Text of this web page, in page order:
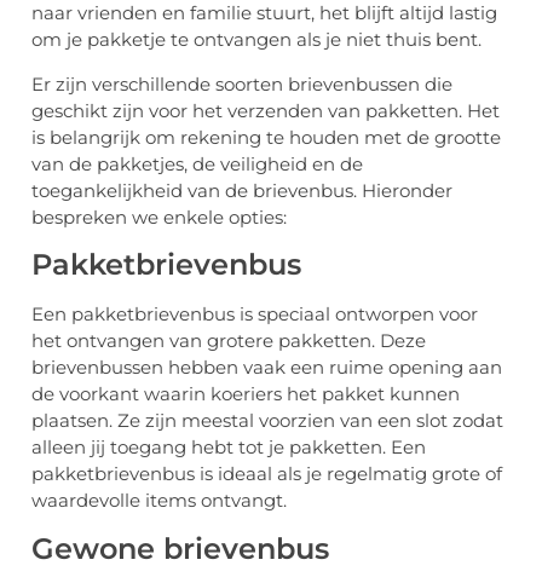
naar vrienden en familie stuurt, het blijft altijd lastig
om je pakketje te ontvangen als je niet thuis bent.
Er zijn verschillende soorten brievenbussen die
geschikt zijn voor het verzenden van pakketten. Het
is belangrijk om rekening te houden met de grootte
van de pakketjes, de veiligheid en de
toegankelijkheid van de brievenbus. Hieronder
bespreken we enkele opties:
Pakketbrievenbus
Een pakketbrievenbus is speciaal ontworpen voor
het ontvangen van grotere pakketten. Deze
brievenbussen hebben vaak een ruime opening aan
de voorkant waarin koeriers het pakket kunnen
plaatsen. Ze zijn meestal voorzien van een slot zodat
alleen jij toegang hebt tot je pakketten. Een
pakketbrievenbus is ideaal als je regelmatig grote of
waardevolle items ontvangt.
Gewone brievenbus